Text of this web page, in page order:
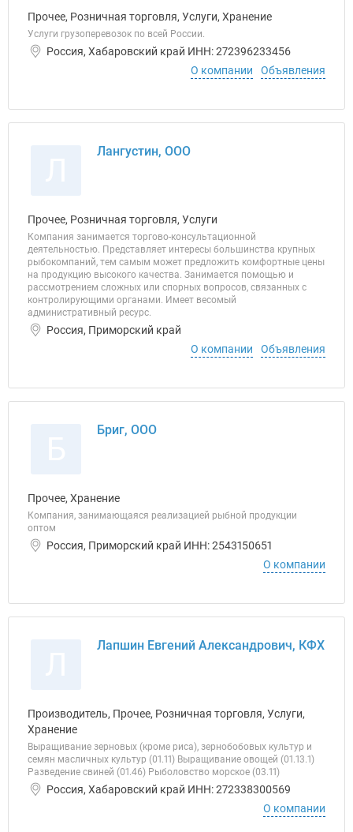
Прочее, Розничная торговля, Услуги, Хранение
Услуги грузоперевозок по всей России.
Россия, Хабаровский край ИНН: 272396233456
О компании
Объявления
Лангустин, ООО
Прочее, Розничная торговля, Услуги
Компания занимается торгово-консультационной
деятельностью. Представляет интересы большинства крупных
рыбокомпаний, тем самым может предложить комфортные цены
на продукцию высокого качества. Занимается помощью и
рассмотрением сложных или спорных вопросов, связанных с
контролирующими органами. Имеет весомый
административный ресурс.
Россия, Приморский край
О компании
Объявления
Бриг, ООО
Прочее, Хранение
Компания, занимающаяся реализацией рыбной продукции
оптом
Россия, Приморский край ИНН: 2543150651
О компании
Лапшин Евгений Александрович, КФХ
Производитель, Прочее, Розничная торговля, Услуги,
Хранение
Выращивание зерновых (кроме риса), зернобобовых культур и
семян масличных культур (01.11) Выращивание овощей (01.13.1)
Разведение свиней (01.46) Рыболовство морское (03.11)
Россия, Хабаровский край ИНН: 272338300569
О компании